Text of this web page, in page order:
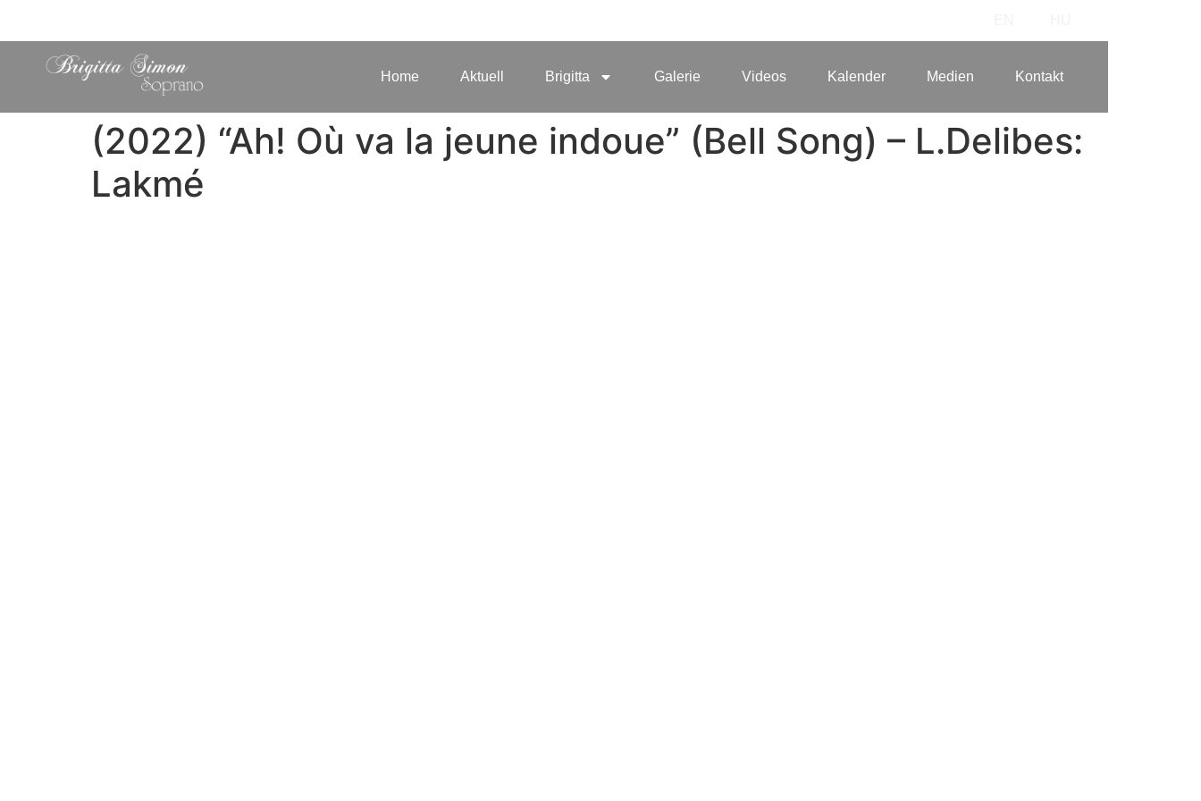
Home Aktuell Brigitta Galerie Videos Kalender Medien Kontakt
(2022) “Ah! Où va la jeune indoue” (Bell Song) – L.Delibes:
Lakmé